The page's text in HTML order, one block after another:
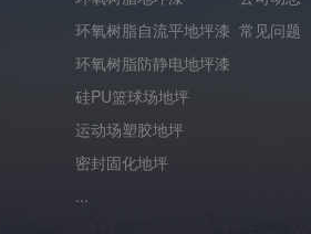
环氧树脂自流平地坪漆
环氧树脂防静电地坪漆
硅PU篮球场地坪
运动场塑胶地坪
密封固化地坪
...
常见问题